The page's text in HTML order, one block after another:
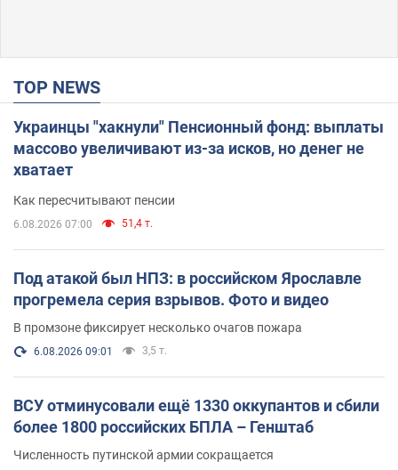
TOP NEWS
Украинцы "хакнули" Пенсионный фонд: выплаты
массово увеличивают из-за исков, но денег не
хватает
Как пересчитывают пенсии
6.08.2026 07:00 51,4 т.
Под атакой был НПЗ: в российском Ярославле
прогремела серия взрывов. Фото и видео
В промзоне фиксирует несколько очагов пожара
6.08.2026 09:01 3,5 т.
ВСУ отминусовали ещё 1330 оккупантов и сбили
более 1800 российских БПЛА – Генштаб
Численность путинской армии сокращается